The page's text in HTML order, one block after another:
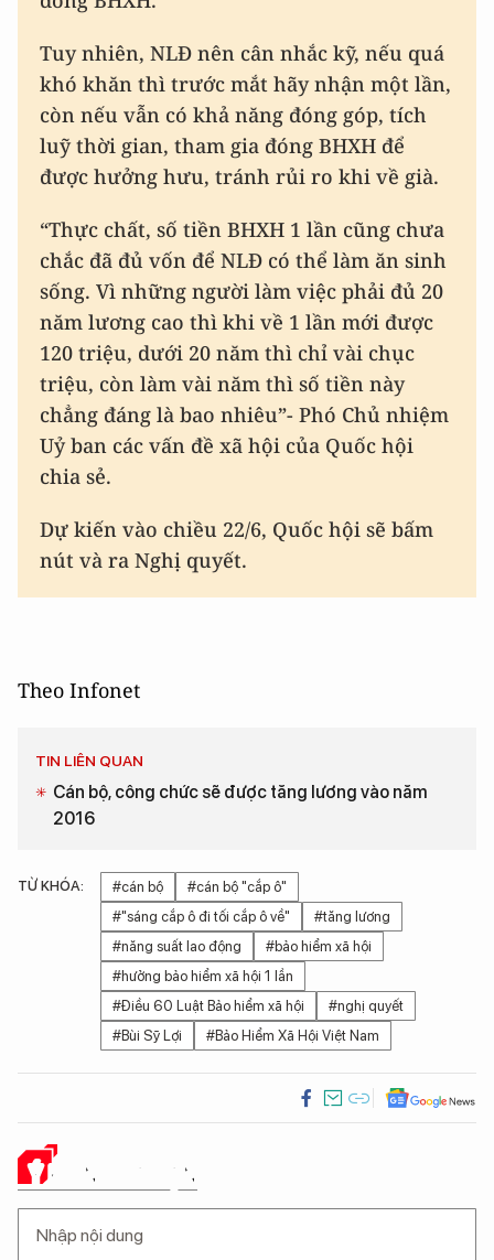
Tuy nhiên, NLĐ nên cân nhắc kỹ, nếu quá
khó khăn thì trước mắt hãy nhận một lần,
còn nếu vẫn có khả năng đóng góp, tích
luỹ thời gian, tham gia đóng BHXH để
được hưởng hưu, tránh rủi ro khi về già.
“Thực chất, số tiền BHXH 1 lần cũng chưa
chắc đã đủ vốn để NLĐ có thể làm ăn sinh
sống. Vì những người làm việc phải đủ 20
năm lương cao thì khi về 1 lần mới được
120 triệu, dưới 20 năm thì chỉ vài chục
triệu, còn làm vài năm thì số tiền này
chẳng đáng là bao nhiêu”- Phó Chủ nhiệm
Uỷ ban các vấn đề xã hội của Quốc hội
chia sẻ.
Dự kiến vào chiều 22/6, Quốc hội sẽ bấm
nút và ra Nghị quyết.
Theo Infonet
TIN LIÊN QUAN
Cán bộ, công chức sẽ được tăng lương vào năm
2016
TỪ KHÓA: #cán bộ
#cán bộ "cắp ô"
#"sáng cắp ô đi tối cắp ô về"
#tăng lương
#năng suất lao động
#bảo hiểm xã hội
#hưởng bảo hiểm xã hội 1 lần
#Điều 60 Luật Bảo hiểm xã hội
#nghị quyết
#Bùi Sỹ Lợi
#Bảo Hiểm Xã Hội Việt Nam
Ý KIẾN CỦA BẠN